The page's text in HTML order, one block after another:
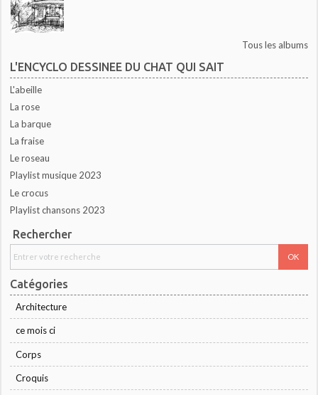
Tous les albums
L'ENCYCLO DESSINEE DU CHAT QUI SAIT
L'abeille
La rose
La barque
La fraise
Le roseau
Playlist musique 2023
Le crocus
Playlist chansons 2023
Rechercher
Catégories
Architecture
ce mois ci
Corps
Croquis